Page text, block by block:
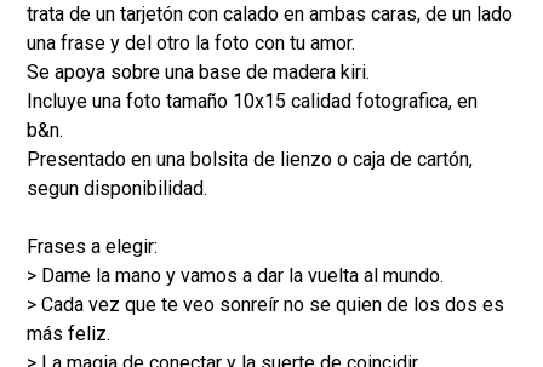
trata de un tarjetón con calado en ambas caras, de un lado
una frase y del otro la foto con tu amor.
Se apoya sobre una base de madera kiri.
Incluye una foto tamaño 10x15 calidad fotografica, en
b&n.
Presentado en una bolsita de lienzo o caja de cartón,
segun disponibilidad.
Frases a elegir:
> Dame la mano y vamos a dar la vuelta al mundo.
> Cada vez que te veo sonreír no se quien de los dos es
más feliz.